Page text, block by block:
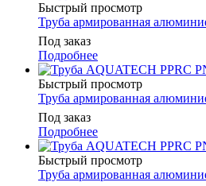
Быстрый просмотр
Труба армированная
Под заказ
Подробнее
Быстрый просмотр
Труба армированная
Под заказ
Подробнее
Быстрый просмотр
Труба армированная